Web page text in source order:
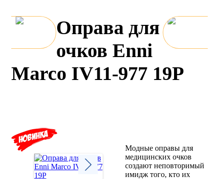
Оправа для
очков Enni
Marco IV11-977 19P
Модные оправы для
медицинских очков
создают неповторимый
имидж того, кто их